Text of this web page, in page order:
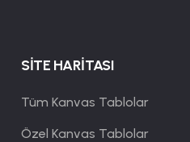
SİTE HARİTASI
Tüm Kanvas Tablolar
Özel Kanvas Tablolar